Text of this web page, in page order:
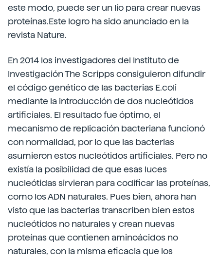
este modo, puede ser un lío para crear nuevas
proteínas.Este logro ha sido anunciado en la
revista Nature.
En 2014 los investigadores del Instituto de
Investigación The Scripps consiguieron difundir
el código genético de las bacterias E.coli
mediante la introducción de dos nucleótidos
artificiales. El resultado fue óptimo, el
mecanismo de replicación bacteriana funcionó
con normalidad, por lo que las bacterias
asumieron estos nucleótidos artificiales. Pero no
existía la posibilidad de que esas luces
nucleótidas sirvieran para codificar las proteínas,
como los ADN naturales. Pues bien, ahora han
visto que las bacterias transcriben bien estos
nucleótidos no naturales y crean nuevas
proteínas que contienen aminoácidos no
naturales, con la misma eficacia que los